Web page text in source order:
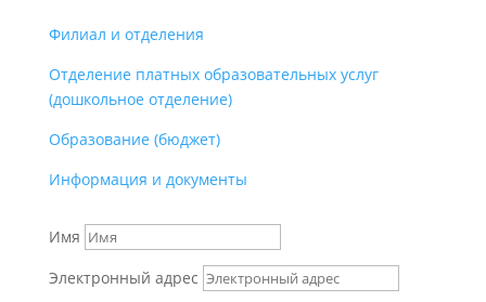
Филиал и отделения
Отделение платных образовательных услуг
(дошкольное отделение)
Образование (бюджет)
Информация и документы
Имя
Электронный адрес